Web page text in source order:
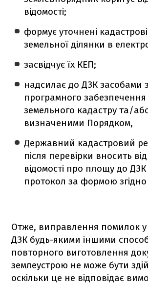
відомості;
формує уточнені
земельної ділянки в
засвідчує їх КЕП;
надсилає до ДЗК засобами
програмного
земельного кадастру та/
визначеними Порядком,
Державний кадастровий
після перевірки вносить
відомості про площу до
протокол за формою
Отже, виправлення помилок у
ДЗК будь-якими іншими
повторного виготовлення
землеустрою не може бути
оскільки це не відповідає